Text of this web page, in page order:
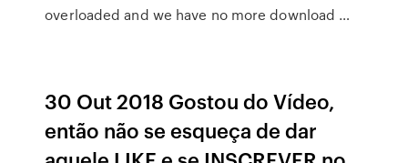
overloaded and we have no more download …
30 Out 2018 Gostou do Vídeo,
então não se esqueça de dar